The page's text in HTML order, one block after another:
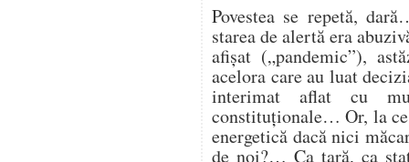
Povestea se repetă,
starea de alertă era
afișat („pandemic”),
acelora care au luat
interimat aflat cu
constituționale… Or, la
energetică dacă nici
de noi?… Ca țară, ca